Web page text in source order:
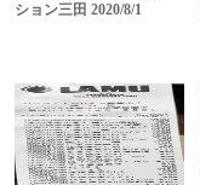
ション三田 2020/8/1